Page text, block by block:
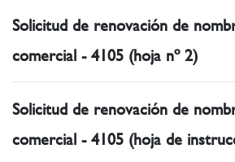
Solicitud de renovación de
comercial - 4105 (hoja nº 2)
Solicitud de renovación de
comercial - 4105 (hoja de